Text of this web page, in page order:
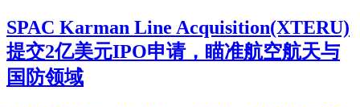
SPAC Karman Line Acquisition(XTERU)
提交2亿美元IPO申请，瞄准航空航天与
国防领域